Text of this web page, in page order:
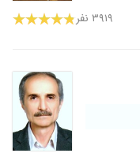
۳۹۱۹ نفر